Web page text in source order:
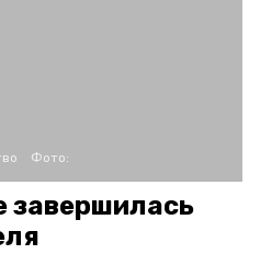
Фото:
завершилась